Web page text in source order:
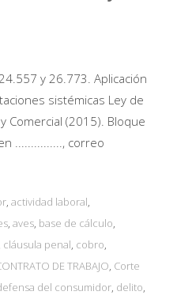
y 26.773. Aplicación
sistémicas Ley de
Comercial (2015). Bloque
..............., correo
, actividad laboral,
, aves, base de cálculo,
cláusula penal, cobro,
DE TRABAJO, Corte
del consumidor, delito,